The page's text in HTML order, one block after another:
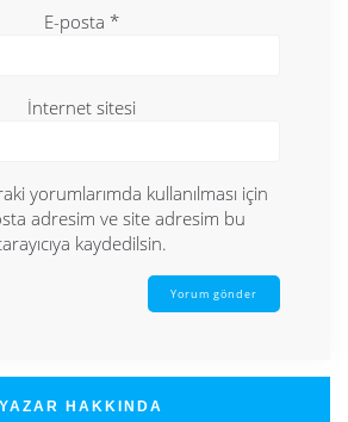
E-posta *
İnternet sitesi
yorumlarımda kullanılması için
adresim ve site adresim bu
kaydedilsin.
YAZAR HAKKINDA